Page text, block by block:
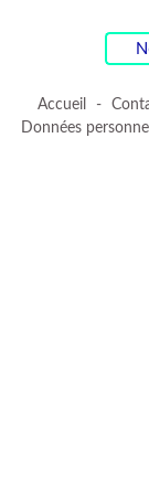
Accueil -
Données